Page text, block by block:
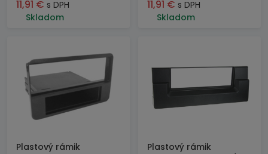
11,91 € s DPH
Skladom
11,91 € s DPH
Skladom
Plastový rámik
Plastový rámik